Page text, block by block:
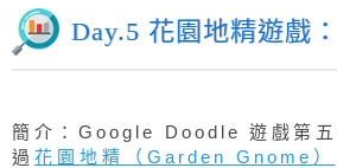
Day.5 花園地精遊戲：
簡介：Google Doodle 遊戲第五